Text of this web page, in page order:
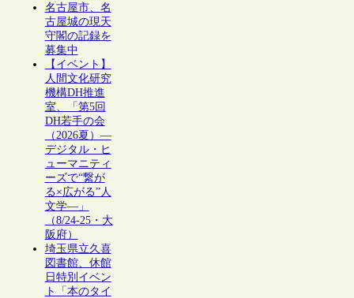
名古屋市、名
古屋城の現天
守閣の記録を
募集中
【イベント】
人間文化研究
機構DH推進
室、「第5回
DH若手の会
（2026夏）―
デジタル・ヒ
ューマニティ
ーズで“繋が
る×広がる”人
文学―」
（8/24-25・大
阪府）
埼玉県立久喜
図書館、休館
日特別イベン
ト「本のタイ